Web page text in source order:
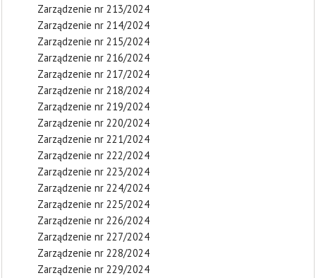
Zarządzenie nr 213/2024
Zarządzenie nr 214/2024
Zarządzenie nr 215/2024
Zarządzenie nr 216/2024
Zarządzenie nr 217/2024
Zarządzenie nr 218/2024
Zarządzenie nr 219/2024
Zarządzenie nr 220/2024
Zarządzenie nr 221/2024
Zarządzenie nr 222/2024
Zarządzenie nr 223/2024
Zarządzenie nr 224/2024
Zarządzenie nr 225/2024
Zarządzenie nr 226/2024
Zarządzenie nr 227/2024
Zarządzenie nr 228/2024
Zarządzenie nr 229/2024